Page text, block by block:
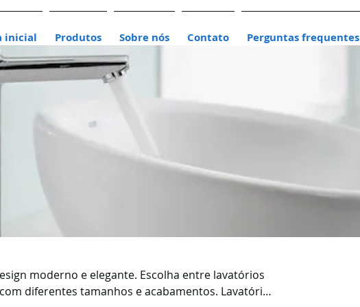
inicial Produtos Sobre nós Contato Perguntas frequentes
moderno e elegante. Escolha entre lavatórios
diferentes tamanhos e acabamentos. Lavatórios